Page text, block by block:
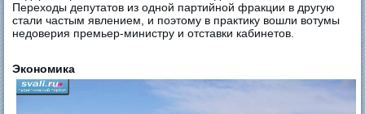
Переходы депутатов из одной партийной фракции в другую
стали частым явлением, и поэтому в практику вошли вотумы
недоверия премьер-министру и отставки кабинетов.
Экономика